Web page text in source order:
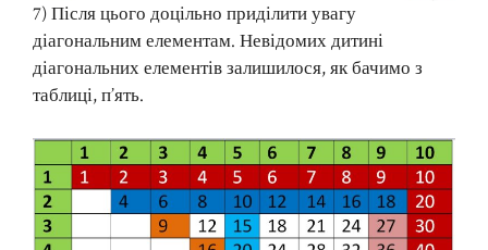
7) Після цього доцільно приділити увагу
діагональним елементам. Невідомих дитині
діагональних елементів залишилося, як бачимо з
таблиці, п’ять.